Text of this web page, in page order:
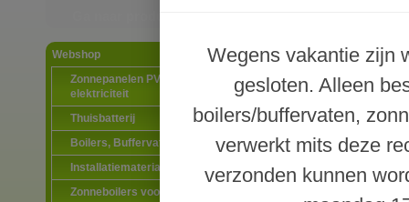
Webshop
Zonnepanelen PV-systemen
elektriciteit
Thuisbatterij
Boilers, Buffervaten en toebehoren
Installatiematerialen
Zonneboilers voor warmtapwater en
Wegens vakantie zijn
gesloten. Alleen
boilers/buffervaten,
verwerkt mits deze
verzonden kunnen